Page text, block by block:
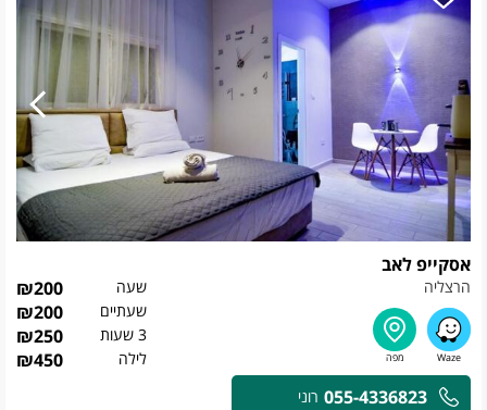
אסקייפ לאב
הרצליה שעה ₪200
שעתיים ₪200
3 שעות ₪250
לילה ₪450
055-4336823 רוני